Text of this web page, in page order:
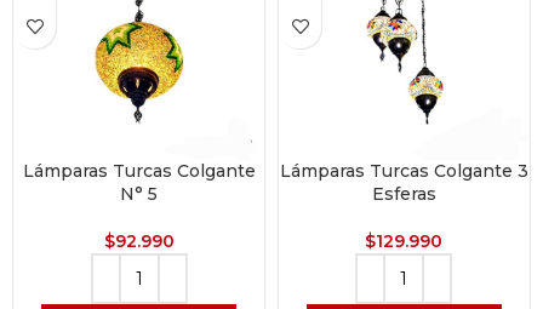
Lámparas Turcas Colgante
N° 5
$92.990
Lámparas Turcas Colgante 3
Esferas
$129.990